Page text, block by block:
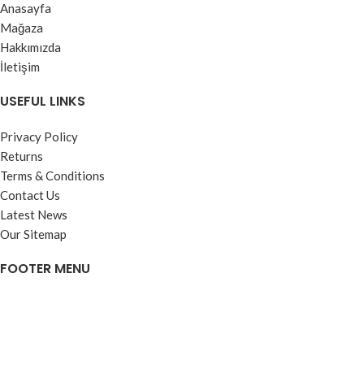
Anasayfa
Mağaza
Hakkımızda
İletişim
USEFUL LINKS
Privacy Policy
Returns
Terms & Conditions
Contact Us
Latest News
Our Sitemap
FOOTER MENU